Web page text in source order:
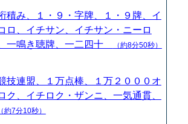
積み、１・９・字牌、１・９牌、イ
ロ、イチサン、イチサン・ニーロ
一鳴き聴牌、一二四十
（約8分50秒）
技連盟、１万点棒、１万２０００オ
ク、イチロク・ザンニ、一気通貫、
（約7分10秒）